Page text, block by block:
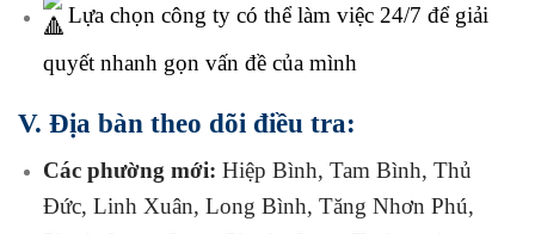
Lựa chọn công ty có thể làm việc 24/7 để giải
quyết nhanh gọn vấn đề của mình
V. Địa bàn theo dõi điều tra:
Các phường mới: Hiệp Bình, Tam Bình, Thủ
Đức, Linh Xuân, Long Bình, Tăng Nhơn Phú,